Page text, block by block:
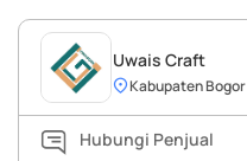
Uwais Craft
Kabupaten Bogor
Hubungi Penjual